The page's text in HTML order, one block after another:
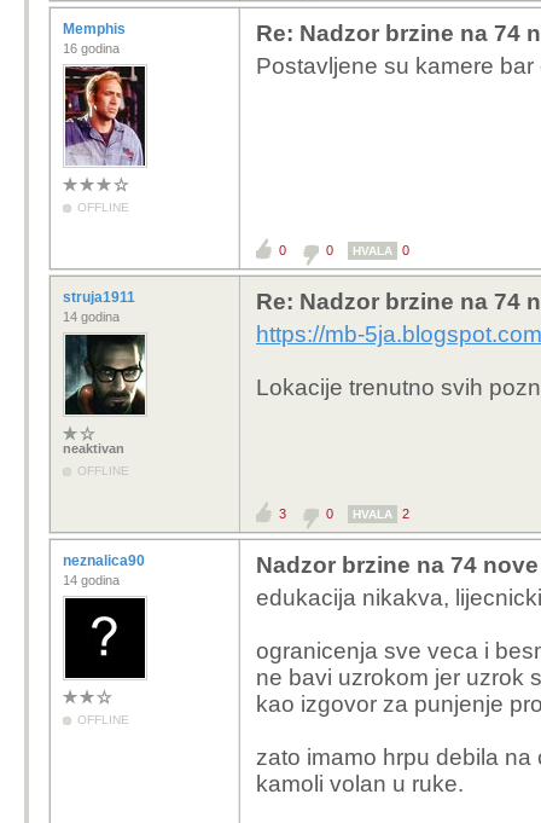
Memphis
16 godina
OFFLINE
Re: Nadzor brzine na 74
Postavljene su kamere
0 0 HVALA 0
struja1911
14 godina
neaktivan
OFFLINE
Re: Nadzor brzine na 74
https://mb-
Lokacije trenutno svih
3 0 HVALA 2
neznalica90
14 godina
OFFLINE
Nadzor brzine na 74
edukacija nikakva,
ogranicenja sve veca i
ne bavi uzrokom jer uzrok
kao izgovor za punjenje
zato imamo hrpu debila
kamoli volan u ruke.